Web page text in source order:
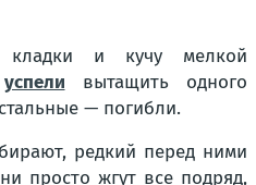
и кучу мелкой
успели вытащить одного
— погибли.
редкий перед ними
просто жгут все подряд,